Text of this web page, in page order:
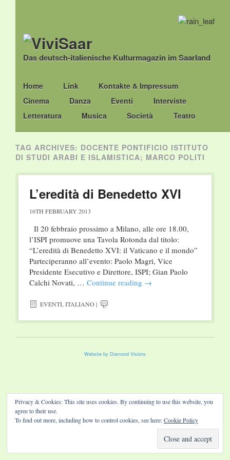
Das deutsch-italienische Kulturmagazin im Saarland
Main menu
Skip
to
content
Home Link
Kontakte & Impressum
Cinema
Danza Eventi
Interviste
Letteratura
Musica Società Teatro
TAG ARCHIVES: DOCENTE PONTIFICIO ISTITUTO
DI STUDI ARABI E ISLAMISTICA; MARCO POLITI
L’eredità di Benedetto XVI
16TH FEBRUARY 2013
Il 20 febbraio prossimo a Milano, alle ore 18.00,
l’ISPI promuove una Tavola Rotonda dal titolo:
“L’eredità di Benedetto XVI: il Vaticano e il mondo”
Parteciperanno all’evento: Paolo Magri, Vice
Presidente Esecutivo e Direttore, ISPI; Gian Paolo
Calchi Novati, … Continue reading →
EVENTI,ITALIANO|
Website by Diamond Visions
Privacy & Cookies: This site uses cookies. By continuing to use this website, you
agree to their use.
To find out more, including how to control cookies, see here:Cookie Policy